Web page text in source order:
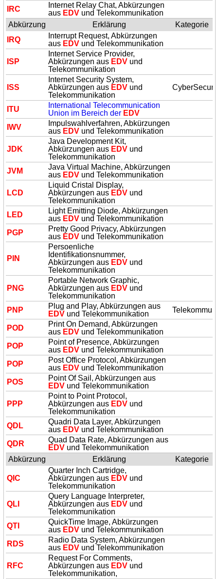
IRC
Internet Relay Chat, Abkürzungen
aus EDV und Telekommunikation
Abkürzung
Erklärung
Kategorie
IRQ
Interrupt Request, Abkürzungen
aus EDV und Telekommunikation
ISP
Internet Service Provider,
Abkürzungen aus EDV und
Telekommunikation
ISS
Internet Security System,
Abkürzungen aus EDV und
Telekommunikation
ITU
International Telecommunication
Union im Bereich der EDV
IWV
Impulswahlverfahren, Abkürzungen
aus EDV und Telekommunikation
JDK
Java Development Kit,
Abkürzungen aus EDV und
Telekommunikation
JVM
Java Virtual Machine, Abkürzungen
aus EDV und Telekommunikation
LCD
Liquid Cristal Display,
Abkürzungen aus EDV und
Telekommunikation
LED
Light Emitting Diode, Abkürzungen
aus EDV und Telekommunikation
PGP
Pretty Good Privacy, Abkürzungen
aus EDV und Telekommunikation
PIN
Persoenliche
Identifikationsnummer,
Abkürzungen aus EDV und
Telekommunikation
PNG
Portable Network Graphic,
Abkürzungen aus EDV und
Telekommunikation
PNP
Plug and Play, Abkürzungen aus
EDV und Telekommunikation
POD
Print On Demand, Abkürzungen
aus EDV und Telekommunikation
POP
Point of Presence, Abkürzungen
aus EDV und Telekommunikation
POP
Post Office Protocol, Abkürzungen
aus EDV und Telekommunikation
POS
Point Of Sail, Abkürzungen aus
EDV und Telekommunikation
PPP
Point to Point Protocol,
Abkürzungen aus EDV und
Telekommunikation
QDL
Quadri Data Layer, Abkürzungen
aus EDV und Telekommunikation
QDR
Quad Data Rate, Abkürzungen aus
EDV und Telekommunikation
Abkürzung
Erklärung Kategorie
QIC
Quarter Inch Cartridge,
Abkürzungen aus EDV und
Telekommunikation
QLI
Query Language Interpreter,
Abkürzungen aus EDV und
Telekommunikation
QTI
QuickTime Image, Abkürzungen
aus EDV und Telekommunikation
RDS
Radio Data System, Abkürzungen
aus EDV und Telekommunikation
RFC
Request For Comments,
Abkürzungen aus EDV und
Telekommunikation,